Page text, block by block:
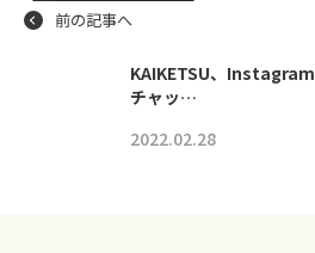
前の記事へ
KAIKETSU、Instagram
チャッ…
2022.02.28